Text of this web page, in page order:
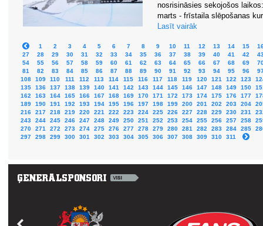
nosrisināsies sekojošos
marts - frīstaila slēpošanas
Lasīt vairāk
1 2 3 4 5 6 7 8 9 10 11 12 13 14 15
27
28 29 30 31 32 33 34 35 36 37 38 39 40 41 42
54
55 56 57 58 59 60 61 62 63 64 65 66 67 68 69
81
82 83 84 85 86 87 88 89 90 91 92 93 94 95 96
108
109 110 111 112 113 114 115 116 117 118 119 120 121 122 123
135
136 137 138 139 140 141 142 143 144 145 146 147 148 149 150
162
163 164 165 166 167 168 169 170 171 172 173 174 175 176 177
189
190 191 192 193 194 195 196 197 198 199 200 201 202 203 204
216
217 218 219 220 221 222 223 224 225 226 227 228 229 230 231
243
244 245 246 247 248 249 250 251 252 253 254 255 256 257 258
270
271 272 273 274 275 276 277 278 279 280 281 282 283 284 285
297
298 299 300 301 302 303 304 305 306 307 308 309 310 311